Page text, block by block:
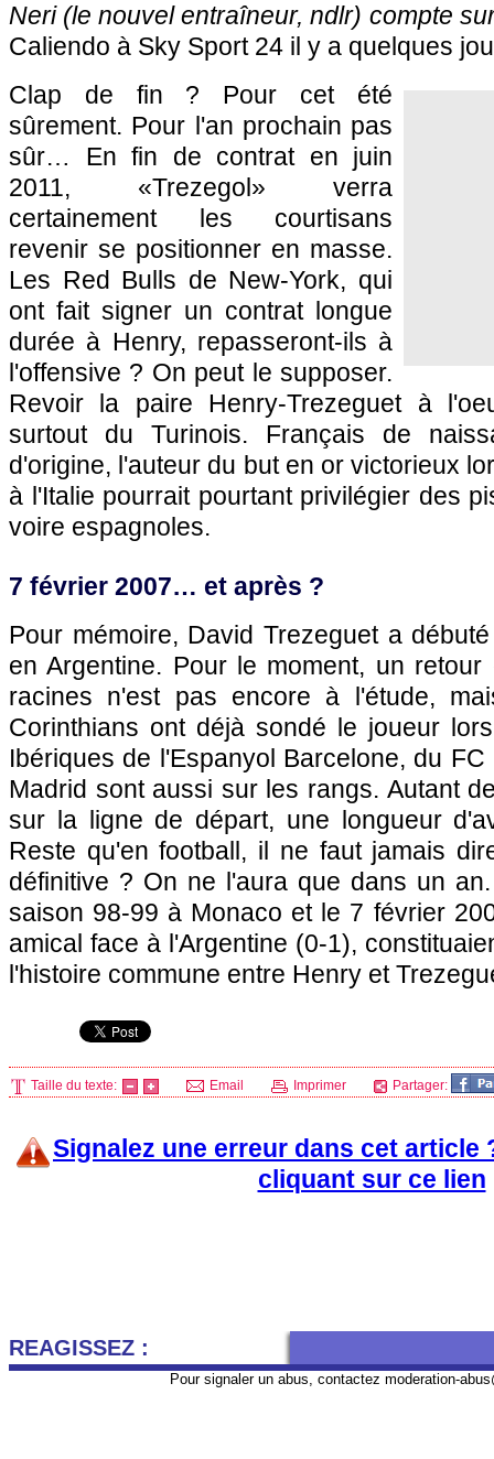
Neri (le nouvel entraîneur, ndlr) compte
Caliendo à Sky Sport 24 il y a quelques
Clap de fin ? Pour cet été
sûrement. Pour l'an prochain pas
sûr… En fin de contrat en juin
2011, «Trezegol» verra
certainement les courtisans
revenir se positionner en masse.
Les Red Bulls de New-York, qui
ont fait signer un contrat longue
durée à Henry, repasseront-ils à
l'offensive ? On peut le supposer.
Revoir la paire Henry-Trezeguet à
surtout du Turinois. Français de
d'origine, l'auteur du but en or victorieux
à l'Italie pourrait pourtant privilégier des
voire espagnoles.
7 février 2007… et après ?
Pour mémoire, David Trezeguet a
en Argentine. Pour le moment, un
racines n'est pas encore à l'étude,
Corinthians ont déjà sondé le joueur
Ibériques de l'Espanyol Barcelone, du
Madrid sont aussi sur les rangs. Autant
sur la ligne de départ, une longueur
Reste qu'en football, il ne faut jamais
définitive ? On ne l'aura que dans un
saison 98-99 à Monaco et le 7 février
amical face à l'Argentine (0-1),
l'histoire commune entre Henry et
Taille du texte: Email Imprimer Partager:
Signalez une erreur dans cet article
cliquant sur ce lien
REAGISSEZ :
Pour signaler un abus, contactez moderation-